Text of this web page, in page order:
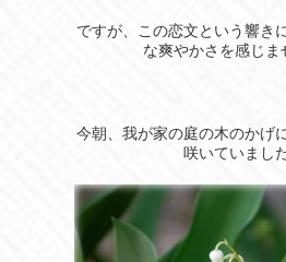
ですが、この恋文という響き
な爽やかさを感じま
今朝、我が家の庭の木のかげ
咲いていました